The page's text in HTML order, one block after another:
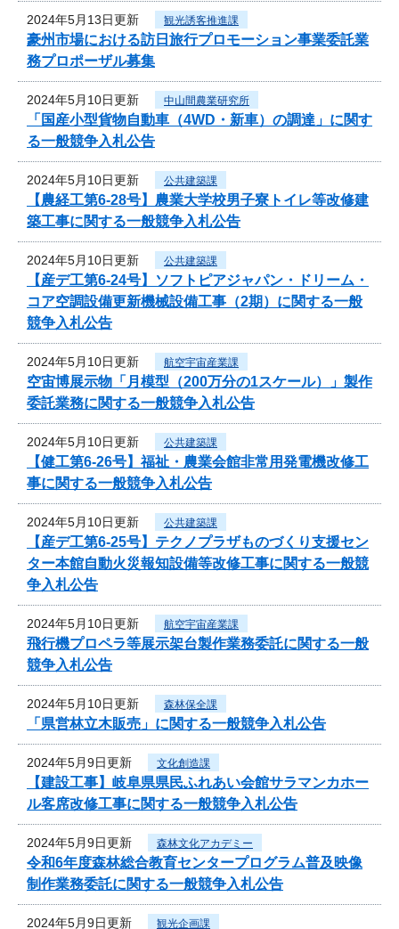
2024年5月13日更新 観光誘客推進課
豪州市場における訪日旅行プロモーション事業委託業
務プロポーザル募集
2024年5月10日更新 中山間農業研究所
「国産小型貨物自動車（4WD・新車）の調達」に関す
る一般競争入札公告
2024年5月10日更新 公共建築課
【農経工第6-28号】農業大学校男子寮トイレ等改修建
築工事に関する一般競争入札公告
2024年5月10日更新 公共建築課
【産デ工第6-24号】ソフトピアジャパン・ドリーム・
コア空調設備更新機械設備工事（2期）に関する一般
競争入札公告
2024年5月10日更新 航空宇宙産業課
空宙博展示物「月模型（200万分の1スケール）」製作
委託業務に関する一般競争入札公告
2024年5月10日更新 公共建築課
【健工第6-26号】福祉・農業会館非常用発電機改修工
事に関する一般競争入札公告
2024年5月10日更新 公共建築課
【産デ工第6-25号】テクノプラザものづくり支援セン
ター本館自動火災報知設備等改修工事に関する一般競
争入札公告
2024年5月10日更新 航空宇宙産業課
飛行機プロペラ等展示架台製作業務委託に関する一般
競争入札公告
2024年5月10日更新 森林保全課
「県営林立木販売」に関する一般競争入札公告
2024年5月9日更新 文化創造課
【建設工事】岐阜県県民ふれあい会館サラマンカホー
ル客席改修工事に関する一般競争入札公告
2024年5月9日更新 森林文化アカデミー
令和6年度森林総合教育センタープログラム普及映像
制作業務委託に関する一般競争入札公告
2024年5月9日更新 観光企画課